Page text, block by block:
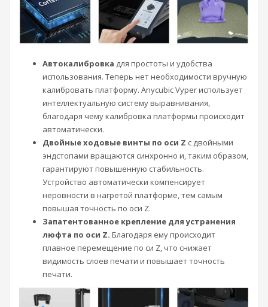
Автокалибровка для простоты и удобства
использования. Теперь нет необходимости вручную
калибровать платформу. Anycubic Vyper использует
интеллектуальную систему выравнивания,
благодаря чему калибровка платформы происходит
автоматически.
Двойные ходовые винты по оси Z с двойными
эндстопами вращаются синхронно и, таким образом,
гарантируют повышенную стабильность.
Устройство автоматически компенсирует
неровности в нагретой платформе, тем самым
повышая точность по оси Z.
Запатентованное крепление для устранения
люфта по оси Z. Благодаря ему происходит
плавное перемещение по си Z, что снижает
видимость слоев печати и повышает точность
печати.